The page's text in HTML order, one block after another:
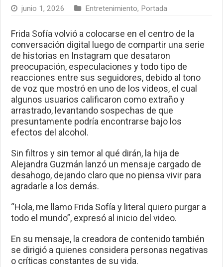
junio 1, 2026 Entretenimiento, Portada
Frida Sofía volvió a colocarse en el centro de la
conversación digital luego de compartir una serie
de historias en Instagram que desataron
preocupación, especulaciones y todo tipo de
reacciones entre sus seguidores, debido al tono
de voz que mostró en uno de los videos, el cual
algunos usuarios calificaron como extraño y
arrastrado, levantando sospechas de que
presuntamente podría encontrarse bajo los
efectos del alcohol.
Sin filtros y sin temor al qué dirán, la hija de
Alejandra Guzmán lanzó un mensaje cargado de
desahogo, dejando claro que no piensa vivir para
agradarle a los demás.
“Hola, me llamo Frida Sofía y literal quiero purgar a
todo el mundo”, expresó al inicio del video.
En su mensaje, la creadora de contenido también
se dirigió a quienes considera personas negativas
o críticas constantes de su vida.